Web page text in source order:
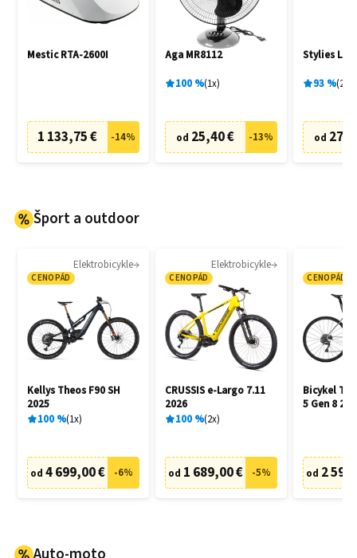
Mestic RTA-2600I
1 133,75 € -14%
Aga MR8112
100% 1x
od 25,40 € -13%
Stylies
93% 2
od
Šport a outdoor
Elektrobicykle
CENOPÁD
Kellys Theos F90 SH
2025
100% 1x
od 4 699,00 € -6%
Elektrobicykle
CENOPÁD
CRUSSIS e-Largo 7.11
2026
100% 2x
od 1 689,00 € -5%
CENOPÁD
Bicykel
5 Gen 8
od 2